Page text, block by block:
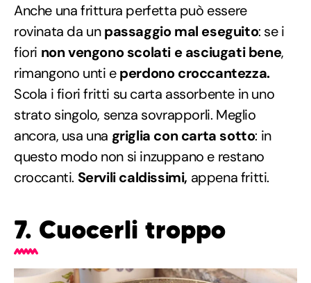
Anche una frittura perfetta può essere
rovinata da unpassaggio mal eseguito: se i
fiori non vengono scolati e asciugati bene,
rimangono unti eperdono croccantezza.
Scola i fiori fritti su carta assorbente in uno
strato singolo, senza sovrapporli. Meglio
ancora, usa una griglia con carta sotto: in
questo modo non si inzuppano e restano
croccanti. Servili caldissimi, appena fritti.
7. Cuocerli troppo